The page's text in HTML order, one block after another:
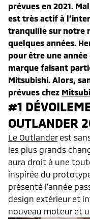
prévues en 2021.
est très actif à
tranquille sur notre
quelques années.
pour être une
marque faisant
Mitsubishi. Alors,
prévues chez
#1
OUTLANDER
Le Outlanderest
les plus grands
aura droit à une
inspirée du
présenté l’année
design extérieur et
nouveau moteur et